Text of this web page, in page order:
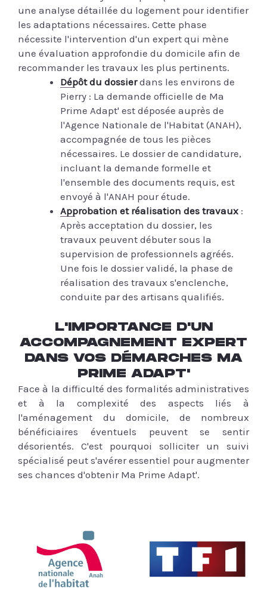
une analyse détaillée du logement pour identifier
les adaptations nécessaires. Cette phase
nécessite l'intervention d'un expert qui mène
une évaluation approfondie du domicile afin de
recommander les travaux les plus pertinents.
Dépôt du dossierdans les environs de
Pierry : La demande officielle de Ma
Prime Adapt' est déposée auprès de
l'Agence Nationale de l'Habitat (ANAH),
accompagnée de tous les pièces
nécessaires. Le dossier de candidature,
incluant la demande formelle et
l'ensemble des documents requis, est
envoyé à l'ANAH pour étude.
Approbation et réalisation des travaux :
Après acceptation du dossier, les
travaux peuvent débuter sous la
supervision de professionnels agréés.
Une fois le dossier validé, la phase de
réalisation des travaux s'enclenche,
conduite par des artisans qualifiés.
L'IMPORTANCE D'UN
ACCOMPAGNEMENT EXPERT
DANS VOS DÉMARCHES MA
PRIME ADAPT'
Face à la difficulté des formalités administratives
et à la complexité des aspects liés à
l'aménagement du domicile, de nombreux
bénéficiaires éventuels peuvent se sentir
désorientés. C'est pourquoi solliciter un suivi
spécialisé peut s'avérer essentiel pour augmenter
ses chances d'obtenir Ma Prime Adapt'.